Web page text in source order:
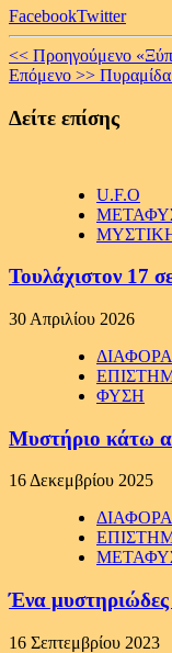
FacebookTwitter
Continue
Reading
<< Προηγούμενο
Επόμενο >>
Δείτε επίσης
U.F.O
Τουλάχιστον 17
30 Απριλίου 2026
ΔΙΑΦΟΡΑ
ΦΥΣΗ
Μυστήριο κάτω
16 Δεκεμβρίου 2025
ΔΙΑΦΟΡΑ
Ένα μυστηριώδες
16 Σεπτεμβρίου 2023